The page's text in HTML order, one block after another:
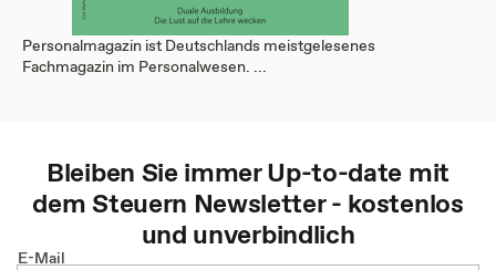
Personalmagazin ist Deutschlands meistgelesenes
Fachmagazin im Personalwesen. ...
Bleiben Sie immer Up-to-date mit
demSteuern Newsletter - kostenlos
und unverbindlich
E-Mail